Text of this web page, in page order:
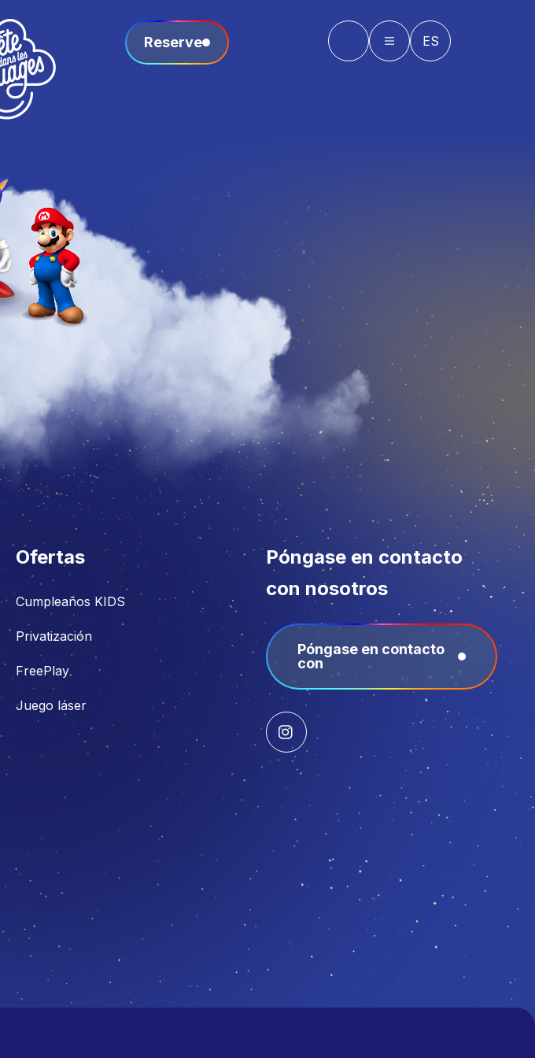
Reserve ES
Ofertas
Cumpleaños KIDS
Privatización
FreePlay
Juego láser
Póngase en contacto
con nosotros
Póngase en contacto
con